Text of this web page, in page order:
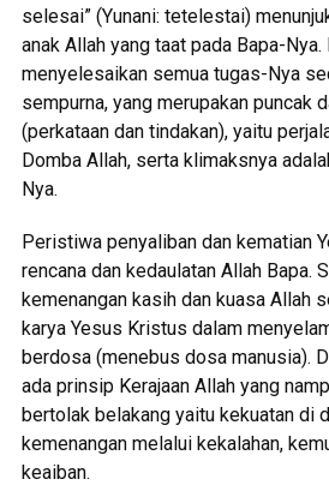
selesai” (Yunani: tetelestai)
anak Allah yang taat pada Bapa-Nya.
menyelesaikan semua tugas-Nya
sempurna, yang merupakan puncak
(perkataan dan tindakan), yaitu
Domba Allah, serta klimaksnya
Nya.
Peristiwa penyaliban dan kematian
rencana dan kedaulatan Allah Bapa.
kemenangan kasih dan kuasa Allah
karya Yesus Kristus dalam
berdosa (menebus dosa manusia).
ada prinsip Kerajaan Allah yang
bertolak belakang yaitu kekuatan di
kemenangan melalui kekalahan,
keaiban.